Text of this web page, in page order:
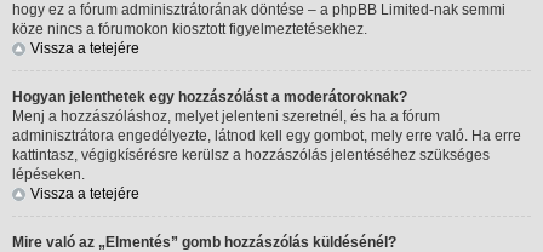
hogy ez a fórum adminisztrátorának döntése – a phpBB Limited-nak semmi
köze nincs a fórumokon kiosztott figyelmeztetésekhez.
Vissza a tetejére
Hogyan jelenthetek egy hozzászólást a moderátoroknak?
Menj a hozzászóláshoz, melyet jelenteni szeretnél, és ha a fórum
adminisztrátora engedélyezte, látnod kell egy gombot, mely erre való. Ha erre
kattintasz, végigkísérésre kerülsz a hozzászólás jelentéséhez szükséges
lépéseken.
Vissza a tetejére
Mire való az „Elmentés” gomb hozzászólás küldésénél?